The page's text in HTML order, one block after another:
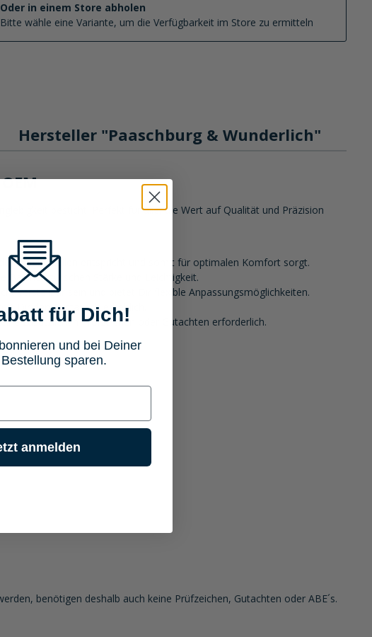
Oder in einem Store abholen
Bitte wähle eine Variante, um die Verfügbarkeit im Store zu ermitteln
Hersteller "Paaschburg & Wunderlich"
besticht. Perfekt für alle, die Wert auf Qualität und Präzision
Originalteilen entspricht und somit für optimalen Komfort sorgt.
zwischen Stärke und Leichtigkeit.
verstellbar sein und bietet Dir flexible Anpassungsmöglichkeiten.
Dir den Austausch erheblich.
zusätzlichen Prüfzeichen oder Gutachten erforderlich.
benötigen deshalb auch keine Prüfzeichen, Gutachten oder ABE´s.
für Dich!
und bei Deiner
sparen.
anmelden